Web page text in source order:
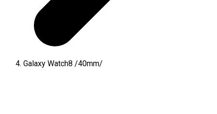
Galaxy Watch8 /40mm/